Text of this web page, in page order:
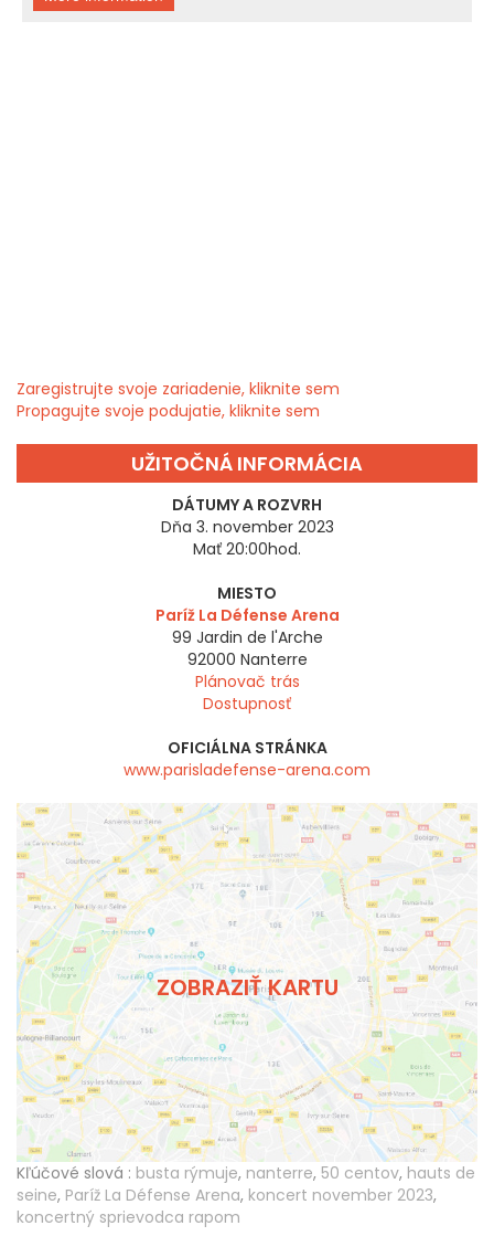
Zaregistrujte svoje zariadenie, kliknite sem
Propagujte svoje podujatie, kliknite sem
UŽITOČNÁ INFORMÁCIA
DÁTUMY A ROZVRH
Dňa 3. november 2023
Mať 20:00hod.
MIESTO
Paríž La Défense Arena
99 Jardin de l'Arche
92000 Nanterre
Plánovač trás
Dostupnosť
OFICIÁLNA STRÁNKA
www.parisladefense-arena.com
ZOBRAZIŤ KARTU
Kľúčové slová : busta rýmuje, nanterre, 50 centov, hauts de
seine, Paríž La Défense Arena, koncert november 2023,
koncertný sprievodca rapom